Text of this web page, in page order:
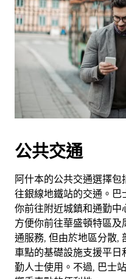
公共交通
阿什本的公共交通選擇
往銀線地鐵站的交通。巴
你前往附近城鎮和通勤中
方便你前往華盛頓特區
通服務, 但由於地區分散,
車點的基礎設施支援平日
勤人士使用。不過, 巴士